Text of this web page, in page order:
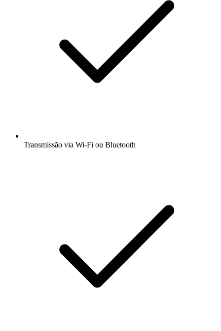
Transmissão via Wi-Fi ou Bluetooth